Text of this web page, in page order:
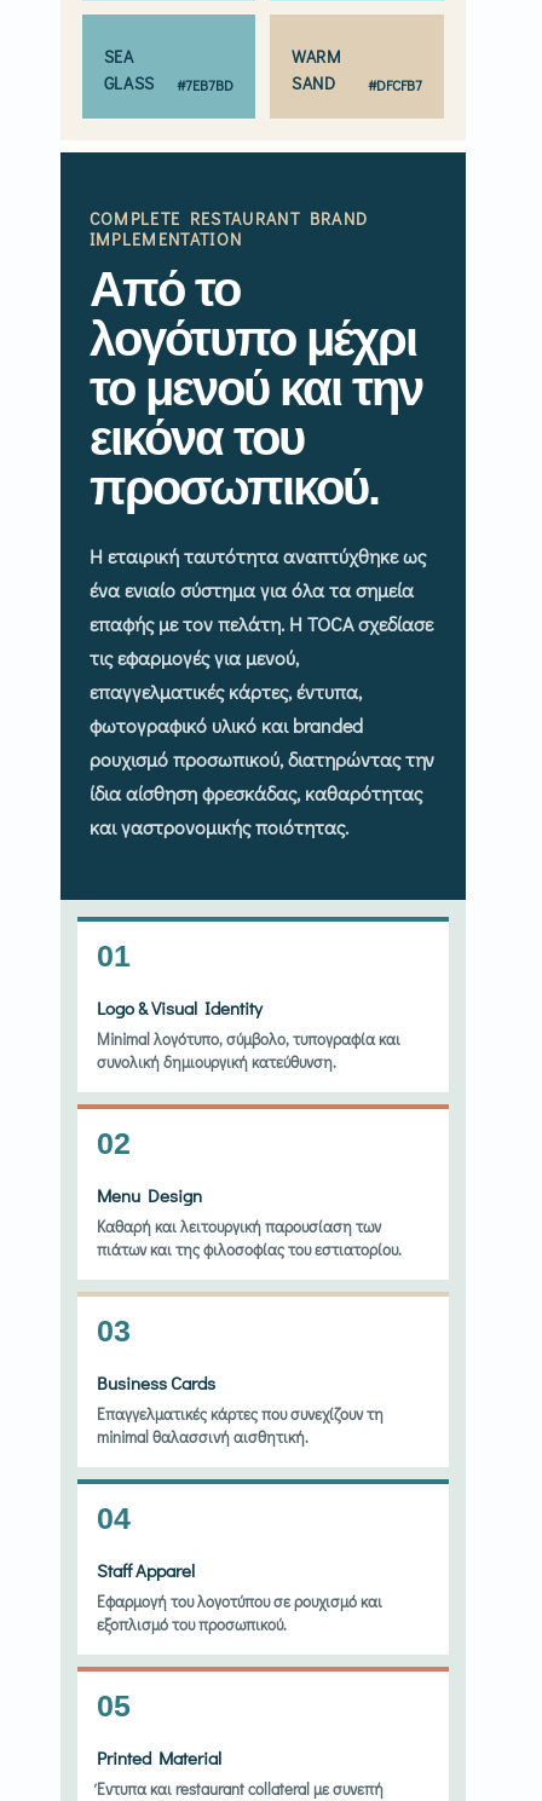
SEA
GLASS
#7EB7BD
WARM
SAND
#DFCFB7
COMPLETE RESTAURANT BRAND
IMPLEMENTATION
Από το
λογότυπο μέχρι
το μενού και την
εικόνα του
προσωπικού.
Η εταιρική ταυτότητα αναπτύχθηκε ως
ένα ενιαίο σύστημα για όλα τα σημεία
επαφής με τον πελάτη. Η TOCA σχεδίασε
τις εφαρμογές για μενού,
επαγγελματικές κάρτες, έντυπα,
φωτογραφικό υλικό και branded
ρουχισμό προσωπικού, διατηρώντας την
ίδια αίσθηση φρεσκάδας, καθαρότητας
και γαστρονομικής ποιότητας.
01
Logo & Visual Identity
Minimal λογότυπο, σύμβολο, τυπογραφία και
συνολική δημιουργική κατεύθυνση.
02
Menu Design
Καθαρή και λειτουργική παρουσίαση των
πιάτων και της φιλοσοφίας του εστιατορίου.
03
Business Cards
Επαγγελματικές κάρτες που συνεχίζουν τη
minimal θαλασσινή αισθητική.
04
Staff Apparel
Εφαρμογή του λογοτύπου σε ρουχισμό και
εξοπλισμό του προσωπικού.
05
Printed Material
Έντυπα και restaurant collateral με συνεπή